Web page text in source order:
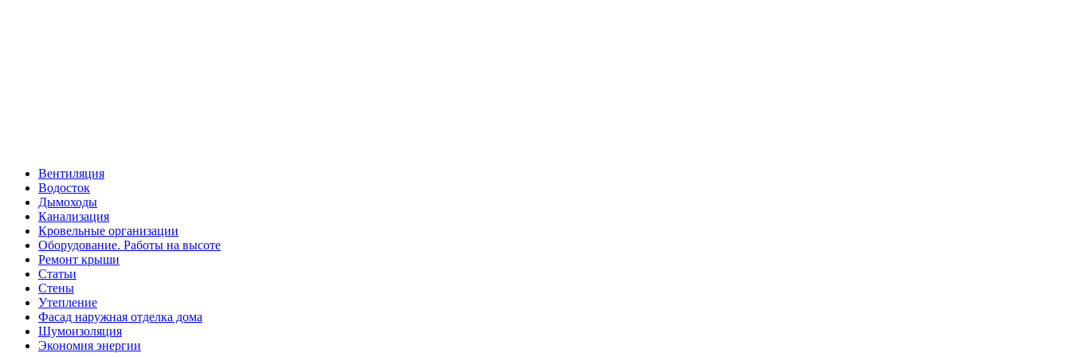
Вентиляция
Водосток
Дымоходы
Канализация
Кровельные организации
Оборудование. Работы на высоте
Ремонт крыши
Статьи
Стены
Утепление
Фасад наружная отделка дома
Шумоизоляция
Экономия энергии